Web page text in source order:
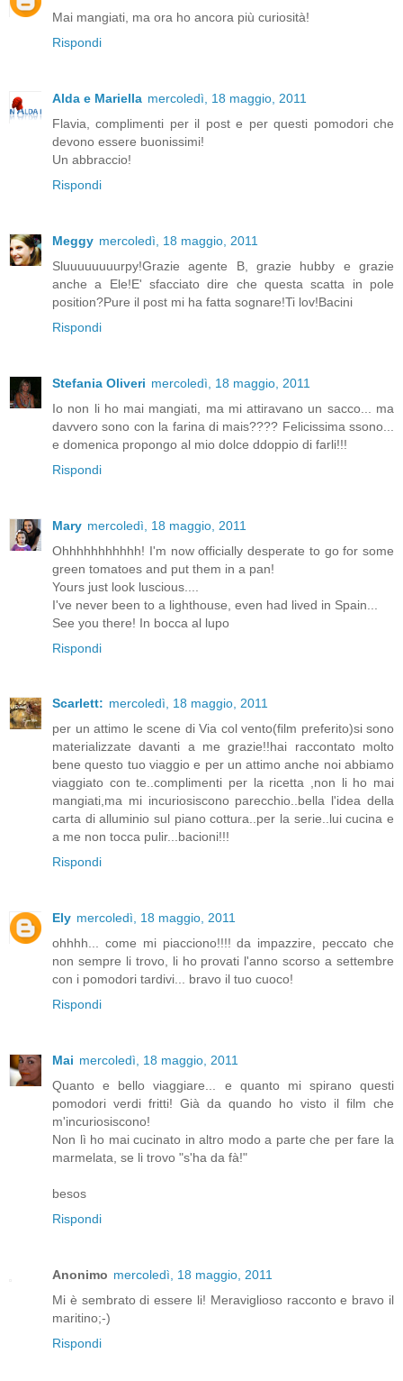
Mai mangiati, ma ora ho ancora più curiosità!
Rispondi
Alda e Mariella mercoledì, 18 maggio, 2011
Flavia, complimenti per il post e per questi pomodori che
devono essere buonissimi!
Un abbraccio!
Rispondi
Meggy mercoledì, 18 maggio, 2011
Sluuuuuuuurpy!Grazie agente B, grazie hubby e grazie
anche a Ele!E' sfacciato dire che questa scatta in pole
position?Pure il post mi ha fatta sognare!Ti lov!Bacini
Rispondi
Stefania Oliveri mercoledì, 18 maggio, 2011
Io non li ho mai mangiati, ma mi attiravano un sacco... ma
davvero sono con la farina di mais???? Felicissima ssono...
e domenica propongo al mio dolce ddoppio di farli!!!
Rispondi
Mary mercoledì, 18 maggio, 2011
Ohhhhhhhhhhh! I'm now officially desperate to go for some
green tomatoes and put them in a pan!
Yours just look luscious....
I've never been to a lighthouse, even had lived in Spain...
See you there! In bocca al lupo
Rispondi
Scarlett: mercoledì, 18 maggio, 2011
per un attimo le scene di Via col vento(film preferito)si sono
materializzate davanti a me grazie!!hai raccontato molto
bene questo tuo viaggio e per un attimo anche noi abbiamo
viaggiato con te..complimenti per la ricetta ,non li ho mai
mangiati,ma mi incuriosiscono parecchio..bella l'idea della
carta di alluminio sul piano cottura..per la serie..lui cucina e
a me non tocca pulir...bacioni!!!
Rispondi
Ely mercoledì, 18 maggio, 2011
ohhhh... come mi piacciono!!!! da impazzire, peccato che
non sempre li trovo, li ho provati l'anno scorso a settembre
con i pomodori tardivi... bravo il tuo cuoco!
Rispondi
Mai mercoledì, 18 maggio, 2011
Quanto e bello viaggiare... e quanto mi spirano questi
pomodori verdi fritti! Già da quando ho visto il film che
m'incuriosiscono!
Non lì ho mai cucinato in altro modo a parte che per fare la
marmelata, se li trovo "s'ha da fà!"
besos
Rispondi
Anonimo mercoledì, 18 maggio, 2011
Mi è sembrato di essere li! Meraviglioso racconto e bravo il
maritino;-)
Rispondi